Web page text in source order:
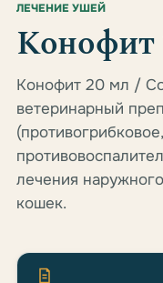
ЛЕЧЕНИЕ УШЕЙ
Конофит
Конофит 20 мл /
ветеринарный
лечения
кошек.